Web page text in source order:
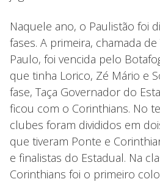
Naquele ano, o Paulistão foi
fases. A primeira, chamada de
Paulo, foi vencida pelo
que tinha Lorico, Zé Mário e
fase, Taça Governador do
ficou com o Corinthians. No
clubes foram divididos em
que tiveram Ponte e
e finalistas do Estadual. Na
Corinthians foi o primeiro